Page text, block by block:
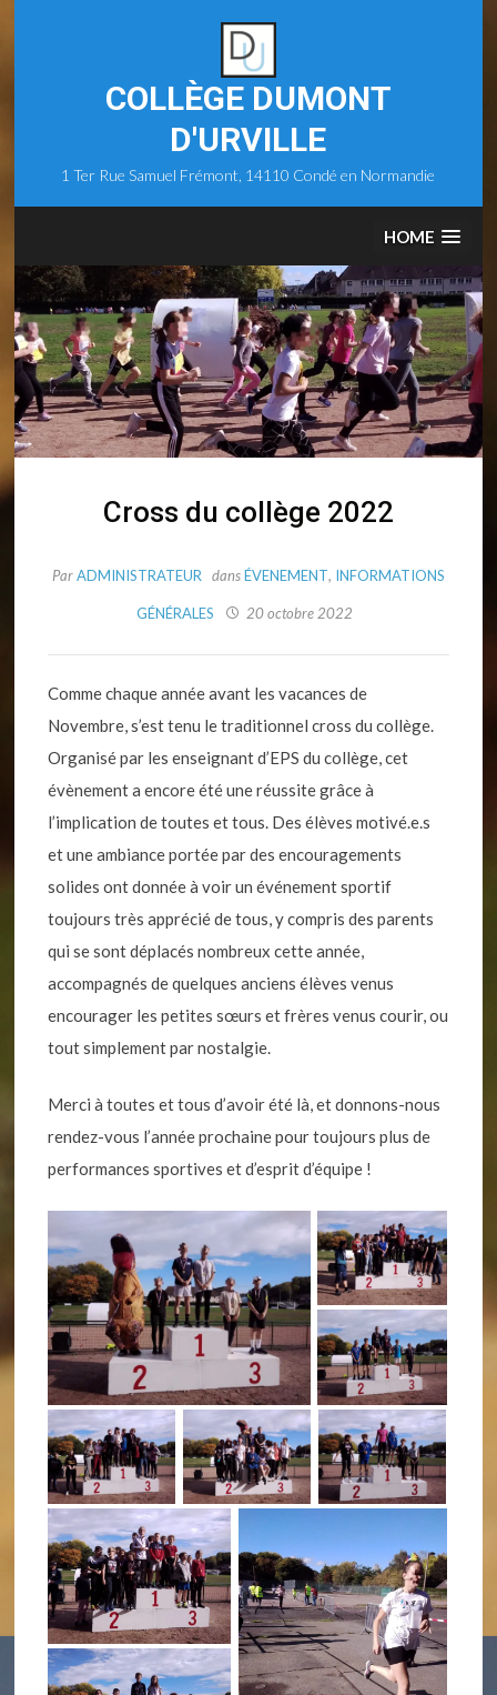
COLLÈGE DUMONT
D'URVILLE
1 Ter Rue Samuel Frémont, 14110 Condé en Normandie
HOME
Cross du collège 2022
ParADMINISTRATEUR dansÉVENEMENT, INFORMATIONS
GÉNÉRALES 20 octobre 2022
Comme chaque année avant les vacances de
Novembre, s’est tenu le traditionnel cross du collège.
Organisé par les enseignant d’EPS du collège, cet
évènement a encore été une réussite grâce à
l’implication de toutes et tous. Des élèves motivé.e.s
et une ambiance portée par des encouragements
solides ont donnée à voir un événement sportif
toujours très apprécié de tous, y compris des parents
qui se sont déplacés nombreux cette année,
accompagnés de quelques anciens élèves venus
encourager les petites sœurs et frères venus courir, ou
tout simplement par nostalgie.
Merci à toutes et tous d’avoir été là, et donnons-nous
rendez-vous l’année prochaine pour toujours plus de
performances sportives et d’esprit d’équipe !